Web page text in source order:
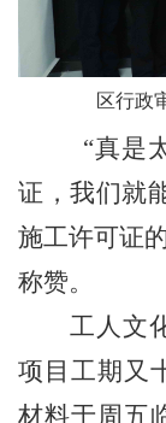
区行政
“真是
证，我们就
施工许可证
称赞。
工人文
项目工期又
材料于周五